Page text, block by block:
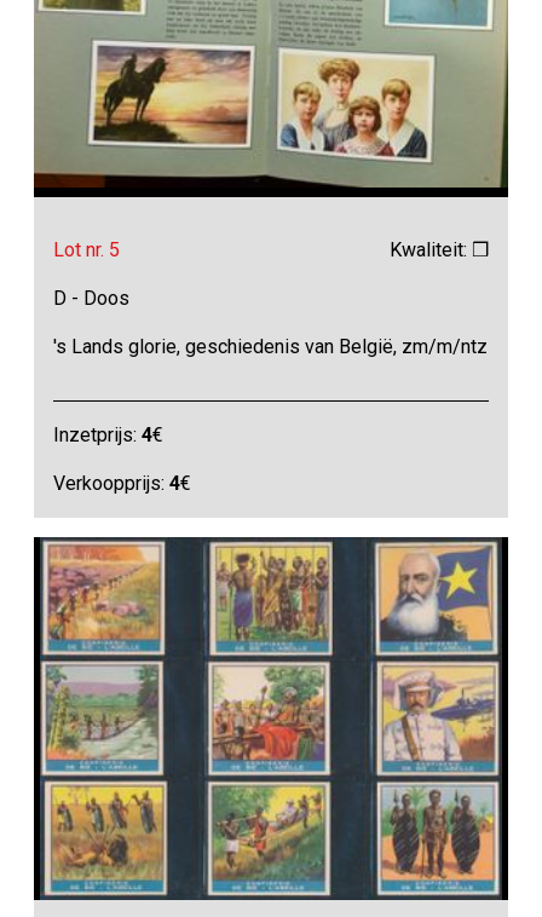
Lot nr. 5 Kwaliteit: ❒
D - Doos
's Lands glorie, geschiedenis van België, zm/m/ntz
Inzetprijs:4€
Verkoopprijs:4€